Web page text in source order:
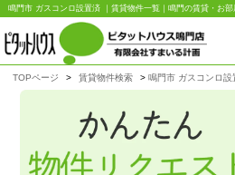
鳴門市 ガスコンロ設置済 ｜賃貸物件一覧｜鳴門の賃貸・お
TOPページ 賃貸物件検索 鳴門市 ガスコンロ設